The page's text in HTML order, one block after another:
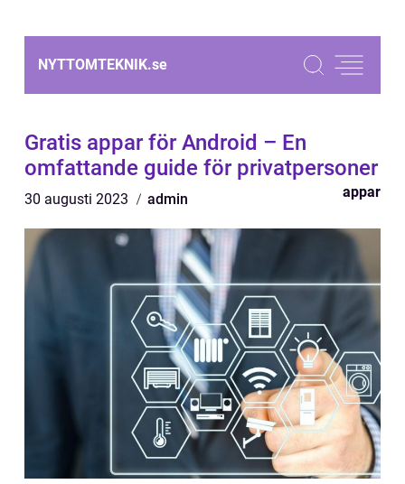
NYTTOMTEKNIK.se
Gratis appar för Android – En
omfattande guide för privatpersoner
30 augusti 2023 admin appar